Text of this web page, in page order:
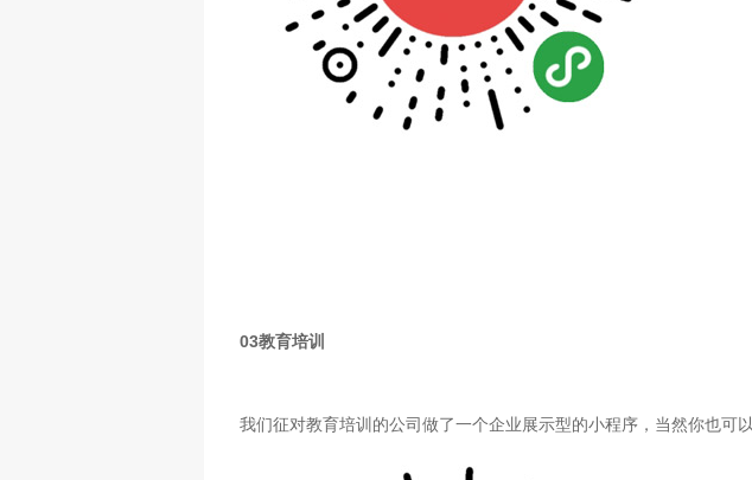
03教育培训
我们征对教育培训的公司做了一个企业展示型的小程序，当然你也可